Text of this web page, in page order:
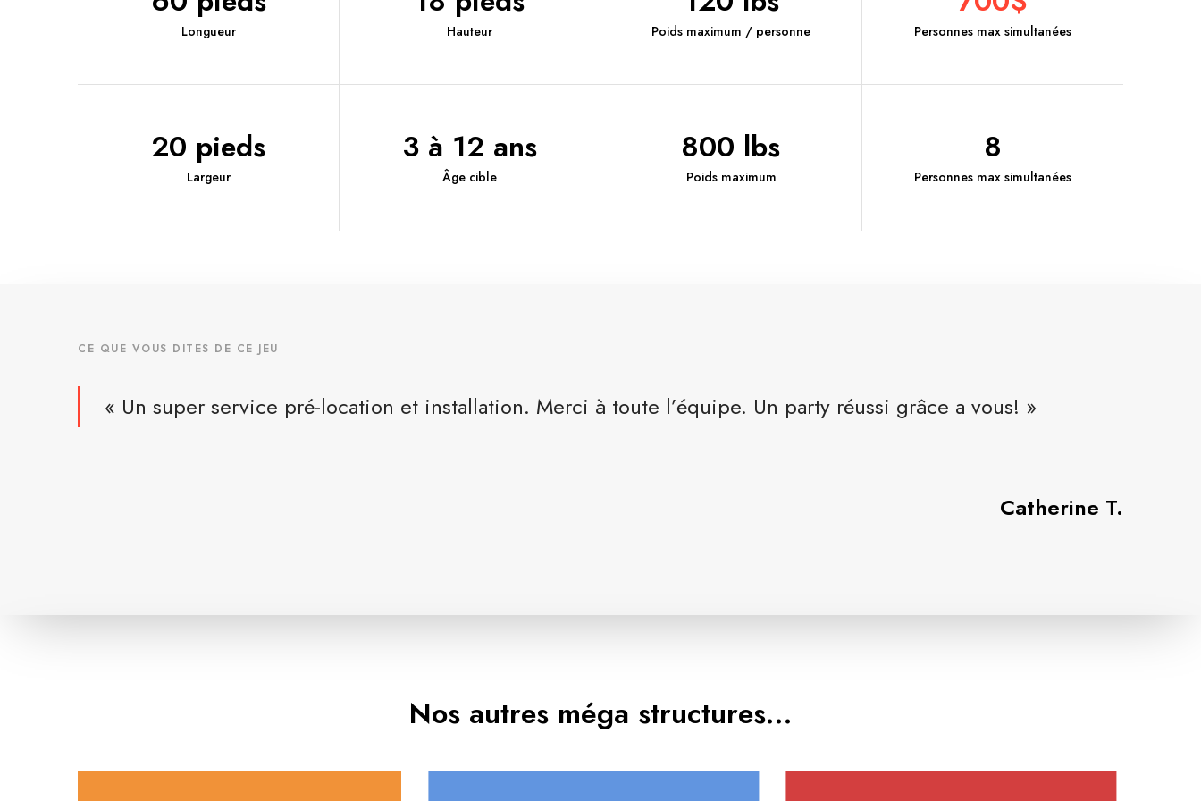
Longueur Hauteur
20 pieds
Largeur
3 à 12 ans
Âge cible
Poids maximum / personne Personnes max simultanées
800 lbs
Poids maximum
8
Personnes max simultanées
CE QUE VOUS DITES DE CE JEU
« Un super service pré-location et installation. Merci à toute l’équipe. Un party réussi grâce a vous! »
Catherine T.
Nos autres méga structures…